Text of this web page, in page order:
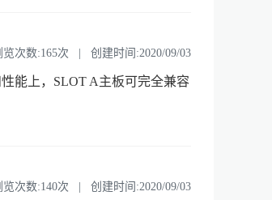
览次数:165次 | 创建时间:2020/09/03
能上，SLOT A主板可完全兼容
览次数:140次 | 创建时间:2020/09/03